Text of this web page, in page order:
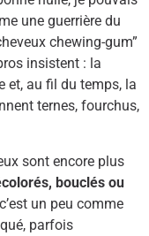
une guerrière du
chewing-gum”
insistent : la
et, au fil du temps, la
ternes, fourchus,
sont encore plus
bouclés ou
un peu comme
parfois